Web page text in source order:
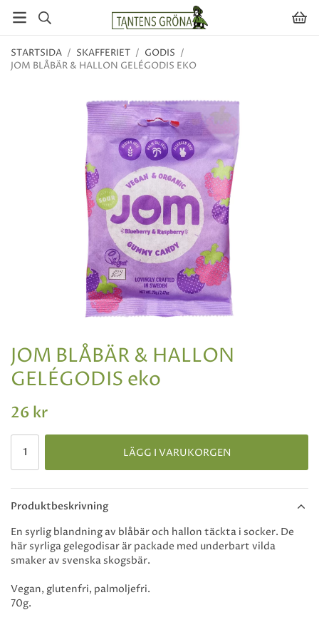
STARTSIDA / SKAFFERIET / GODIS /
JOM BLÅBÄR & HALLON GELÉGODIS EKO
JOM BLÅBÄR & HALLON
GELÉGODIS eko
26 kr
LÄGG I VARUKORGEN
Produktbeskrivning
En syrlig blandning av blåbär och hallon täckta i socker. De
här syrliga gelegodisar är packade med underbart vilda
smaker av svenska skogsbär.
Vegan, glutenfri, palmoljefri.
70g.